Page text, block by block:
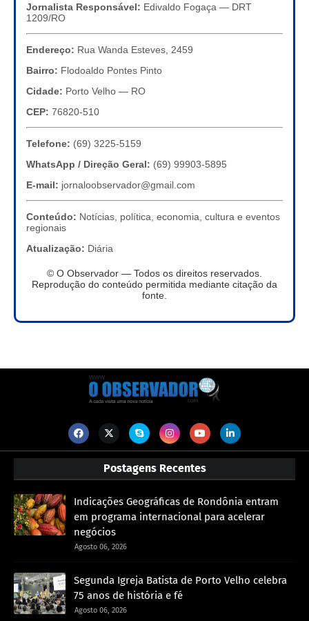
Jornalista Responsável: Edivaldo Fogaça — DRT
1209/RO
Endereço: Rua Wanda Esteves, 2459
Bairro: Flodoaldo Pontes Pinto
Cidade: Porto Velho — RO
CEP: 76820-510
Telefone: (69) 3225-5159
WhatsApp / Direção Geral: (69) 99903-5895
E-mail: jornaloobservador@gmail.com
Conteúdo: Notícias, política, economia, cultura e eventos
regionais
Atualização: Diária
© O Observador — Todos os direitos reservados.
Reprodução do conteúdo permitida mediante citação da
fonte.
Postagens Recentes
Indicações Geográficas de Rondônia entram
em programa internacional para acelerar
negócios
Agosto 06, 2026
Segunda Igreja Batista de Porto Velho celebra
75 anos de história e fé
Agosto 06, 2026